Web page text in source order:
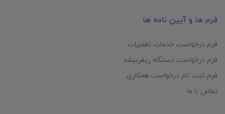
فرم ها و آیین نامه ها
فرم درخواست خدمات تعمیرات
فرم درخواست دستگاه ریفربیشد
فرم ثبت نام درخواست همکاری
تماس با ما